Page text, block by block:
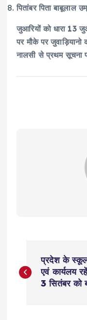
पितांबर पिता बाबूलाल
जुआरियों को धारा 13
पर मौके पर जुवाड़ियानो
नालसी से प्रथम सूचना
o
प्रदेश के
एवं कार्यलय
3 सितंबर को